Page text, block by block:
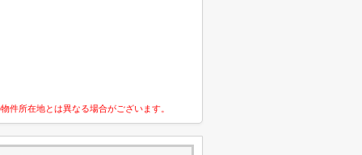
件所在地とは異なる場合がございます。